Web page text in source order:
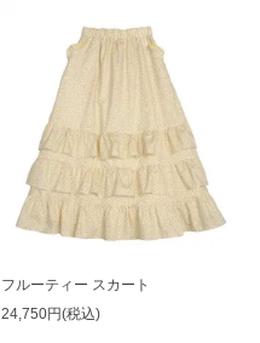
フルーティー スカート
24,750円(税込)